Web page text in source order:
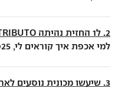
2. ל1 החזית נהיתה F8 TRIBUTO
למי אכפת איך קוראים לי, 02-07-2025
3. שיעשו מכונית נוסעים לארבעה